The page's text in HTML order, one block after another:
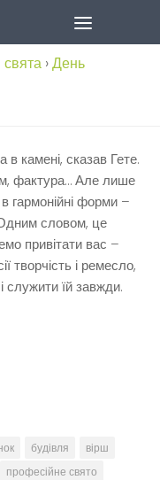
свята ›День
камені, сказав Гете.
фактура… Але лише
гармонійні форми –
словом, це
привітати вас –
творчість і ремесло,
служити їй завжди.
будівля
вірш
професійне свято